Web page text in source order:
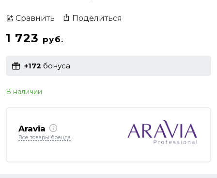
Сравнить Поделиться
1 723 руб.
+172 бонуса
В наличии
Aravia
Все товары бренда